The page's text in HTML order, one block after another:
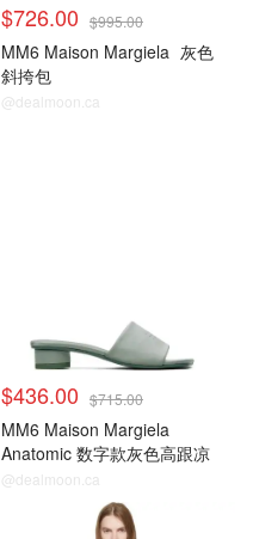
$726.00 $995.00
MM6 Maison Margiela 灰色
斜挎包
@dealmoon.ca
$436.00 $715.00
MM6 Maison Margiela
Anatomic 数字款灰色高跟凉
鞋
@dealmoon.ca